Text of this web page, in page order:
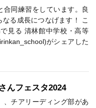
合同練習をしています。良
る成長につなげます！ こ
見る 清林館中学校・高等
がシェアした
んフェスタ2024
、チアリーディング部があ